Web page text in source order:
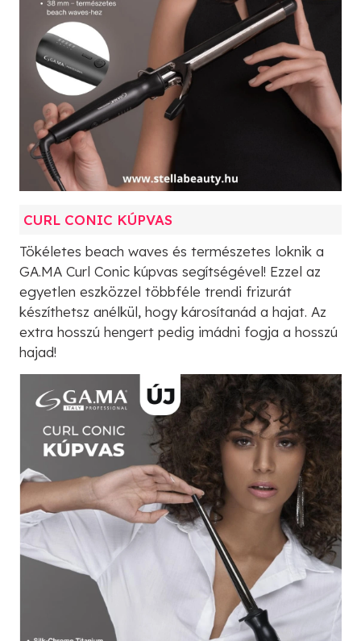
CURL CONIC KÚPVAS
Tökéletes beach waves és természetes loknik a
GA.MA Curl Conic kúpvas segítségével! Ezzel az
egyetlen eszközzel többféle trendi frizurát
készíthetsz anélkül, hogy károsítanád a hajat. Az
extra hosszú hengert pedig imádni fogja a hosszú
hajad!